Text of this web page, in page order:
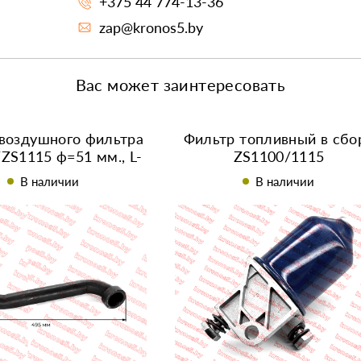
zap@kronos5.by
Вас может заинтересовать
фильтра
ф=51 мм., L-
500 мм
В наличии
Фильтр топливный в
ZS1100/1115
В наличии